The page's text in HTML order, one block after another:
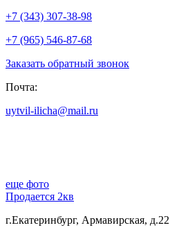
+7 (343) 307-38-98
+7 (965) 546-87-68
Заказать обратный звонок
Почта:
uytvil-ilicha@mail.ru
еще фото
Продается 2кв
г.Екатеринбург, Армавирская, д.22